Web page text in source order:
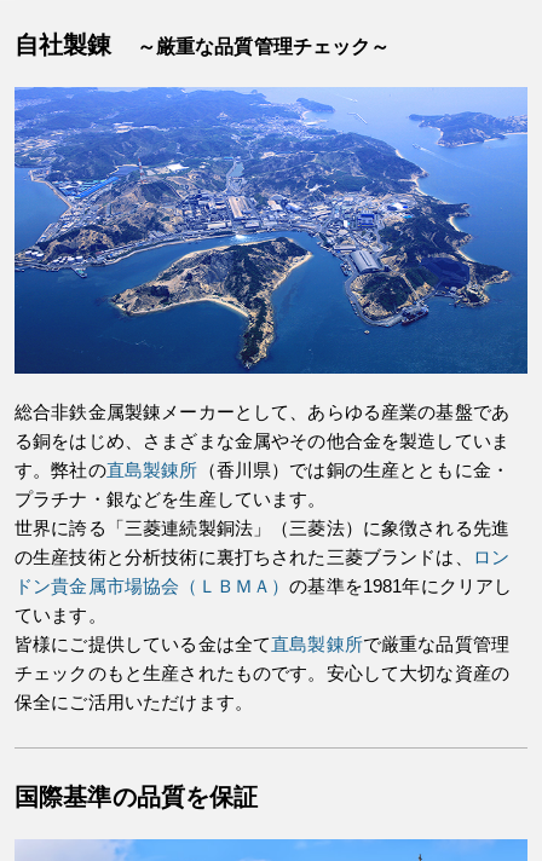
自社製錬 ～厳重な品質管理チェック～
総合非鉄金属製錬メーカーとして、あらゆる産業の基盤であ
る銅をはじめ、さまざまな金属やその他合金を製造していま
す。弊社の直島製錬所 （香川県）では銅の生産とともに金・
プラチナ・銀などを生産しています。
世界に誇る「三菱連続製銅法」（三菱法）に象徴される先進
の生産技術と分析技術に裏打ちされた三菱ブランドは、
ロン
ドン貴金属市場協会（ＬＢＭＡ）の基準を1981年にクリアし
ています。
皆様にご提供している金は全て直島製錬所で厳重な品質管理
チェックのもと生産されたものです。安心して大切な資産の
保全にご活用いただけます。
国際基準の品質を保証